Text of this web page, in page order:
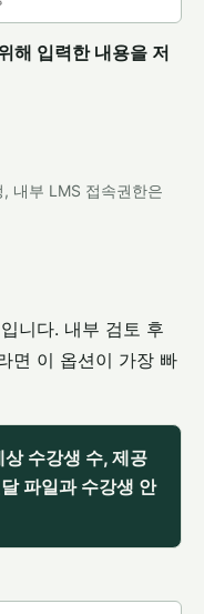
해 입력한 내용을 저
내부 LMS 접속권한은
니다. 내부 검토 후
면 이 옵션이 가장 빠
수강생 수, 제공
파일과 수강생 안